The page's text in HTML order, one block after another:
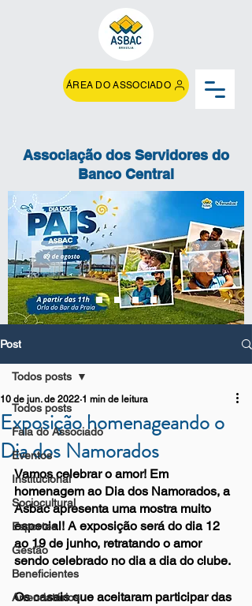
ÁREA DO ASSOCIADO
Associação dos Servidores do
Banco Central
Post
Todos posts
Fala do Associado
Eventos
Institucional
Sociocultural
Esportes
Gestão
Beneficientes
Arrendatários
Todos posts
Exposição homenageando o
Dia dos Namorados
10 de jun. de 2022 1 min de leitura
Vamos celebrar o amor! Em
homenagem ao Dia dos Namorados, a
Asbac apresenta uma mostra muito
especial! A exposição será do dia 12
ao 19 de junho, retratando o amor
sendo celebrado no dia a dia do clube.
Os casais que aceitaram participar das